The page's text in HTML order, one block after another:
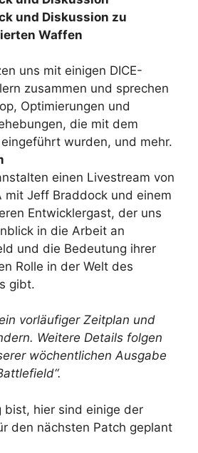
und Diskussion zu
Waffen
uns mit einigen DICE-
zusammen und sprechen
Optimierungen und
die mit dem
wurden, und mehr.
einen Livestream von
mit Jeff Braddock und einem
Entwicklergast, der uns
in die Arbeit an
und die Bedeutung ihrer
Rolle in der Welt des
gibt.
vorläufiger Zeitplan und
Weitere Details folgen
wöchentlichen Ausgabe
bist, hier sind einige der
den nächsten Patch geplant